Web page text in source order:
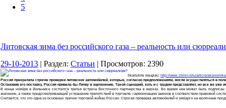
5
Литовская зима без российского газа – реальность или
29-10-2013 | Раздел: Статьи | Просмотров: 2390
Skaitykite daugiau: http://www.15min.lt/ru/article/
Россия прекратила строгие проверки литовских автомобилей, которые, согласно предположениям, могли осуществляться в
Остановив его поставку, Россия привела бы Литву в оцепенение. Такой сценарий, хоть и с трудом представляет, но все же уже
В конце ноября в Вильнюсе состоится третья встреча Восточного партнерства в верхах. Во время нее может быть
значение, а также предусматривающий устранение препятствий в торговле, гармонизацию законов в соответствии правовой
Считается, что это одна из основных причин торговой войны России. Строгая проверка автомобилей и эмбарго на молочные